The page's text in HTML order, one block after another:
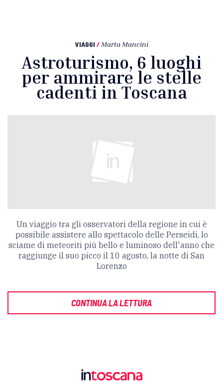
VIAGGI / Marta Mancini
Astroturismo, 6 luoghi
per ammirare le stelle
cadenti in Toscana
Un viaggio tra gli osservatori della regione in cui è
possibile assistere allo spettacolo delle Perseidi, lo
sciame di meteoriti più bello e luminoso dell'anno che
raggiunge il suo picco il 10 agosto, la notte di San
Lorenzo
CONTINUA LA LETTURA